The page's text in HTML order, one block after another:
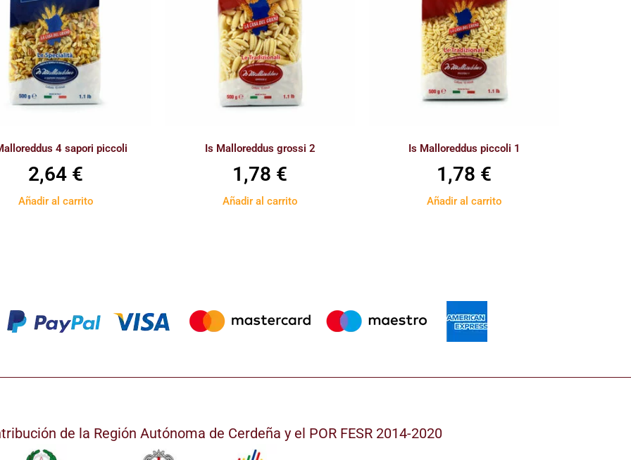
4 sapori piccoli
2,64 €
Añadir al carrito
Is Malloreddus grossi 2
1,78 €
Añadir al carrito
Is Malloreddus piccoli 1
1,78 €
Añadir al carrito
de la Región Autónoma de Cerdeña y el POR FESR 2014-2020